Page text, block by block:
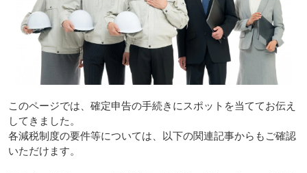
このページでは、確定申告の手続きにスポットを当ててお伝え
してきました。
各減税制度の要件等については、以下の関連記事からもご確認
いただけます。